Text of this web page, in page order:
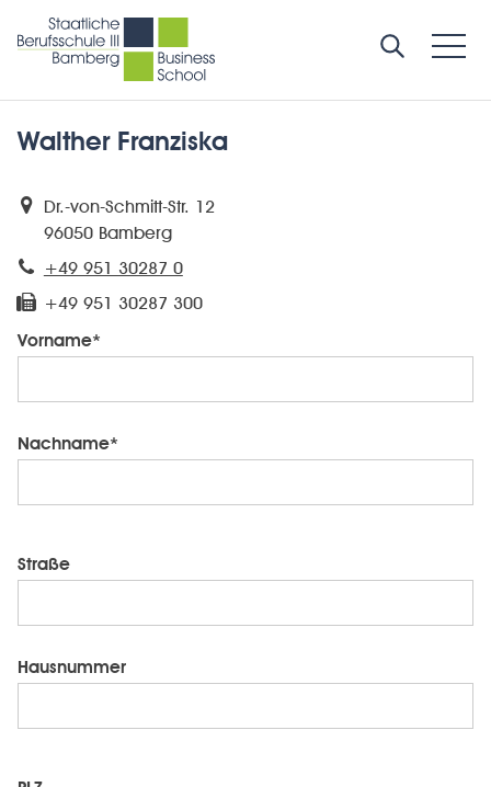
Walther Franziska
Dr.-von-Schmitt-Str. 12
96050 Bamberg
+49 951 30287 0
+49 951 30287 300
Vorname*
Nachname*
Straße
Hausnummer